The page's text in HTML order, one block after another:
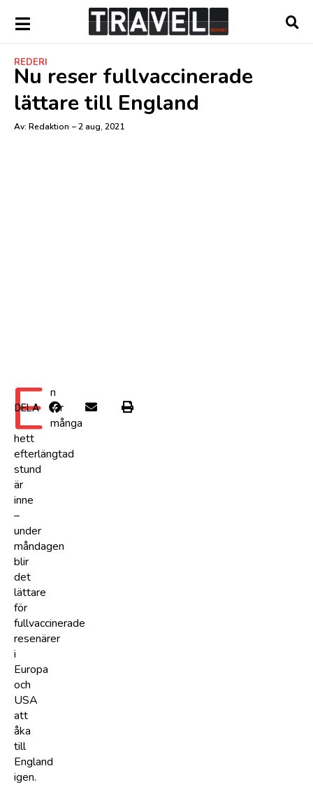
REDERI
Nu reser fullvaccinerade
lättare till England
Av: Redaktion –2 aug, 2021
E n
för
många
hett
efterlängtad
stund
är
inne
–
under
måndagen
blir
det
lättare
för
fullvaccinerade
resenärer
i
Europa
och
USA
att
åka
till
England
igen.
DELA